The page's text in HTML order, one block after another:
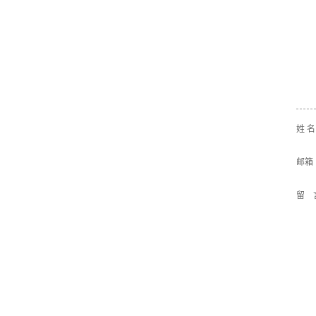
姓 名
邮箱
留